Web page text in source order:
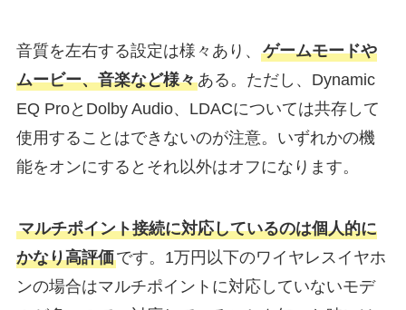
音質を左右する設定は様々あり、 ゲームモードや
ムービー、音楽など様々ある。ただし、Dynamic
EQ ProとDolby Audio、LDACについては共存して
使用することはできないのが注意。いずれかの機
能をオンにするとそれ以外はオフになります。
マルチポイント接続に対応しているのは個人的に
かなり高評価です。1万円以下のワイヤレスイヤホ
ンの場合はマルチポイントに対応していないモデ